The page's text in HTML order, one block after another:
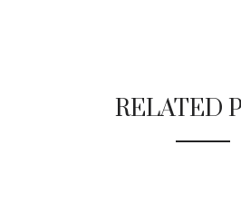
RELATED